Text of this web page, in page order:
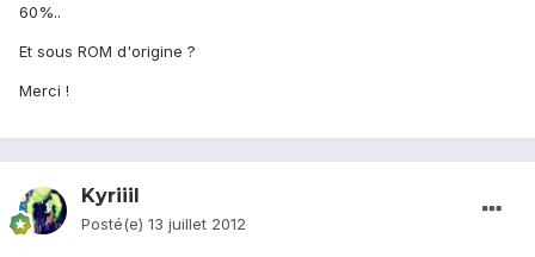
60%..
Et sous ROM d'origine ?
Merci !
Kyriiil
Posté(e) 13 juillet 2012